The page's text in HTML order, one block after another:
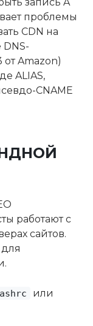
проблемы
CDN на
Amazon)
ALIAS,
CNAME
работают с
сайтов.
или